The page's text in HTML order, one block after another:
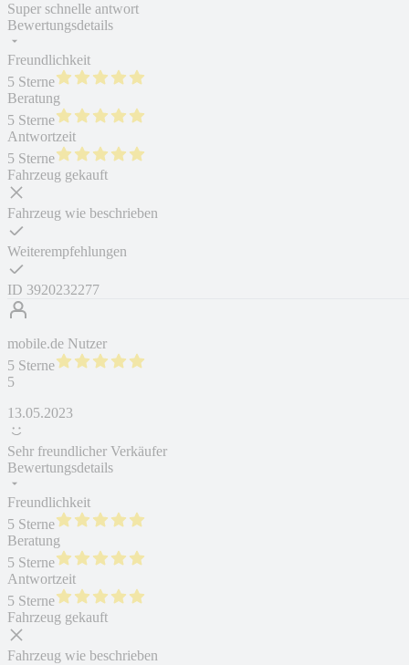
Super schnelle antwort
Bewertungsdetails
Freundlichkeit
5 Sterne
Beratung
5 Sterne
Antwortzeit
5 Sterne
Fahrzeug gekauft
Fahrzeug wie beschrieben
Weiterempfehlungen
ID 3920232277
mobile.de Nutzer
5 Sterne
5
13.05.2023
Sehr freundlicher Verkäufer
Bewertungsdetails
Freundlichkeit
5 Sterne
Beratung
5 Sterne
Antwortzeit
5 Sterne
Fahrzeug gekauft
Fahrzeug wie beschrieben